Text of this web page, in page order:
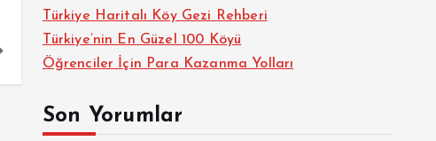
Türkiye Haritalı Köy Gezi Rehberi
Türkiye’nin En Güzel 100 Köyü
Öğrenciler İçin Para Kazanma Yolları
Son Yorumlar